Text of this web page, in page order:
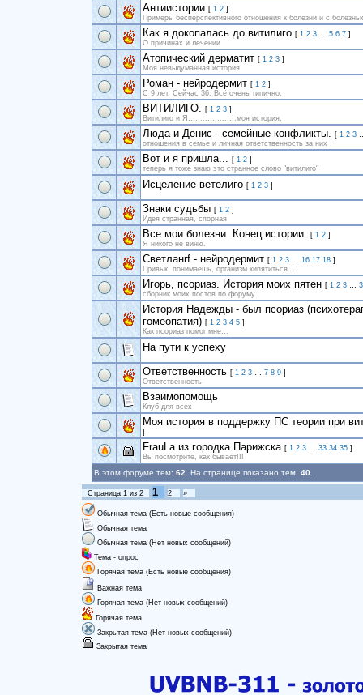
Антиистории [ 1 2 ]
Примеры бесперспективного отношения к болезни и с
Как я докопалась до витилиго [ 1 2 3 … 5 6 7 ]
О причинах и лечении
Атопический дерматит [ 1 2 3 ]
Моя невыдуманная история
Роман - нейродермит [ 1 2 ]
С 9 лет. Сейчас 36. Всё очень типично.
ВИТИЛИГО. [ 1 2 3 ]
Витилиго и Я....................моя история.
Люда и Денис - семейные конфликты. [ 1 2 3
отношения в семье и личная ответственность за них
Вот и я пришла... [ 1 2 ]
теперь я тоже знаю это странное слово "витилиго"
Исцеление ветелиго [ 1 2 3 ]
Знаки судьбы [ 1 2 ]
Идея странная, спорная
Все мои болезни. Конец истории. [ 1 2 ]
Я никого не виню.
Светланrf - нейродермит [ 1 2 3 … 16 17 18 ]
Привык, понимаешь, организм кипятиться...
Игорь, псориаз. История моих пятен [ 1 2 3 …
сборник моих постов по форуму
История Надежды - был псориаз
гомеопатия) [ 1 2 3 4 5 ]
Как псориаз помог мне...
На пути к успеху
Ответственность [ 1 2 3 … 7 8 9 ]
Ответственность
Взаимопомощь
Клуб для всех
Моя история в поддержку ПС теории при
]
FrauLa из городка Парижска [ 1 2 3 … 33 34 35 ]
Вы посмотрите, как бывает!!!
В этом форуме тем: 62 . На странице показано тем: 40
Страница 1 из 2 1 2 »
Обычная тема (Есть новые сообщения)
Обычная тема
Обычная тема (Нет новых сообщений)
Тема - опрос
Горячая тема (Есть новые сообщения)
Важная тема
Горячая тема (Нет новых сообщений)
Горячая тема
Закрытая тема (Нет новых сообщений)
Закрытая тема